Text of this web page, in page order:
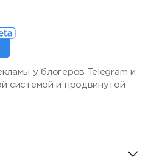
у блогеров Telegram и
системой и продвинутой